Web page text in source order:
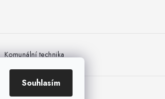
Souhlasím
Komunální technika